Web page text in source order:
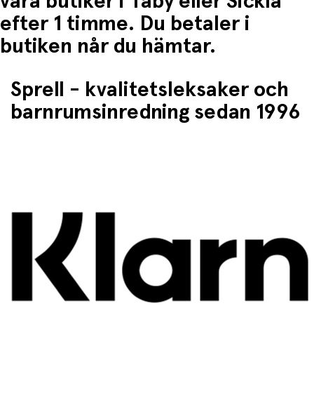
efter 1 timme. Du betaler i
butiken når du hämtar.
Sprell - kvalitetsleksaker och
barnrumsinredning sedan 1996